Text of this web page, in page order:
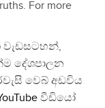
For more
වැඩසටහන්,
දේශපාලන
වෙබ් අඩවිය
වීඩියෝ